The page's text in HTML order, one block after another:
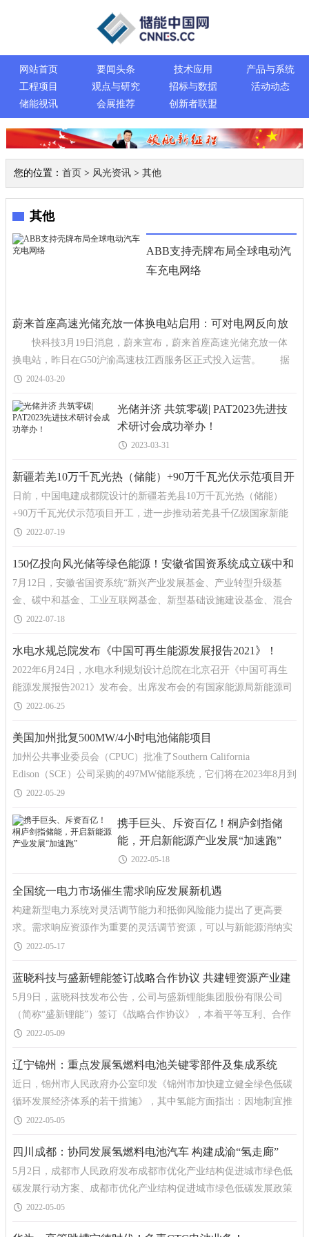
网站首页 要闻头条 技术应用
产品与系统
工程项目
观点与研究 招标与数据
活动动态
储能视讯
会展推荐 创新者联盟
您的位置： 首页> 风光资讯> 其他
其他
ABB支持壳牌布局全球电动汽
车充电网络
蔚来首座高速光储充放一体换电站启用：可对电网反向放
快科技3月19日消息，蔚来宣布，蔚来首座高速光储充放一体
换电站，昨日在G50沪渝高速枝江西服务区正式投入运营。 据
介绍，其采用蔚来自研的HPC双向大功率液冷电源模块，可大幅
2024-03-20
光储并济 共筑零碳| PAT2023先进技
术研讨会成功举办！
2023-03-31
新疆若羌10万千瓦光热（储能）+90万千瓦光伏示范项目开
工
日前，中国电建成都院设计的新疆若羌县10万千瓦光热（储能）
+90万千瓦光伏示范项目开工，进一步推动若羌县千亿级国家新能
源基地开发建设。项目位于新疆巴音郭楞蒙古自治州若羌县县
2022-07-19
150亿投向风光储等绿色能源！安徽省国资系统成立碳中和
基金
7月12日，安徽省国资系统“新兴产业发展基金、产业转型升级基
金、碳中和基金、工业互联网基金、新型基础设施建设基金、混合
所有制改革基金、战略投资基金”等7支基
2022-07-18
水电水规总院发布《中国可再生能源发展报告2021》！
2022年6月24日，水电水利规划设计总院在北京召开《中国可再生
能源发展报告2021》发布会。出席发布会的有国家能源局新能源司
副司长熊敏峰、中国电建集团副总经理王小军、周建
2022-06-25
美国加州批复500MW/4小时电池储能项目
加州公共事业委员会（CPUC）批准了Southern California
Edison（SCE）公司采购的497MW储能系统，它们将在2023年8月到
2024年6月期间陆续投运。CPUC一共签署了5份电池储能系统的合
2022-05-29
携手巨头、斥资百亿！桐庐剑指储
能，开启新能源产业发展“加速跑”
2022-05-18
全国统一电力市场催生需求响应发展新机遇
构建新型电力系统对灵活调节能力和抵御风险能力提出了更高要
求。需求响应资源作为重要的灵活调节资源，可以与新能源消纳实
现高效联动，从而在提升新能源渗透率、缓解电力供需矛
2022-05-17
蓝晓科技与盛新锂能签订战略合作协议 共建锂资源产业建
设发展创新体系
5月9日，蓝晓科技发布公告，公司与盛新锂能集团股份有限公司
（简称“盛新锂能”）签订《战略合作协议》，本着平等互利、合作
共赢、相互促进、共同发展的原则，充分发挥双方在
2022-05-09
辽宁锦州：重点发展氢燃料电池关键零部件及集成系统
近日，锦州市人民政府办公室印发《锦州市加快建立健全绿色低碳
循环发展经济体系的若干措施》，其中氢能方面指出：因地制宜推
动能源体系绿色低碳转型。优先发展风电、光伏、生物质
2022-05-05
四川成都：协同发展氢燃料电池汽车 构建成渝“氢走廊”
5月2日，成都市人民政府发布成都市优化产业结构促进城市绿色低
碳发展行动方案、成都市优化产业结构促进城市绿色低碳发展政策
措施的通知，其中氢能方面指出：到2025年，聚焦光伏、动
2022-05-05